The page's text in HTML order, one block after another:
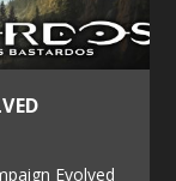
Evolved